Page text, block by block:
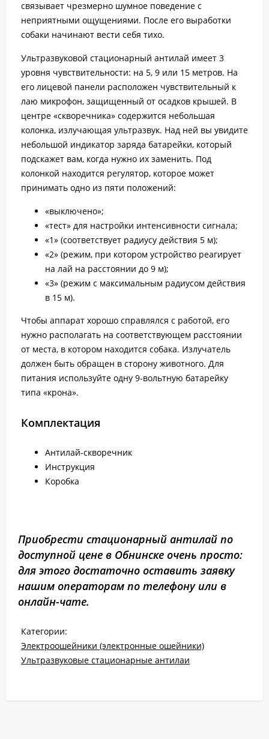
связывает чрезмерно шумное поведение с
неприятными ощущениями. После его выработки
собаки начинают вести себя тихо.
Ультразвуковой стационарный антилай имеет 3
уровня чувствительности: на 5, 9 или 15 метров. На
его лицевой панели расположен чувствительный к
лаю микрофон, защищенный от осадков крышей. В
центре «скворечника» содержится небольшая
колонка, излучающая ультразвук. Над ней вы увидите
небольшой индикатор заряда батарейки, который
подскажет вам, когда нужно их заменить. Под
колонкой находится регулятор, которое может
принимать одно из пяти положений:
«выключено»;
«тест» для настройки интенсивности сигнала;
«1» (соответствует радиусу действия 5 м);
«2» (режим, при котором устройство реагирует
на лай на расстоянии до 9 м);
«3» (режим с максимальным радиусом действия
в 15 м).
Чтобы аппарат хорошо справлялся с работой, его
нужно располагать на соответствующем расстоянии
от места, в котором находится собака. Излучатель
должен быть обращен в сторону животного. Для
питания используйте одну 9-вольтную батарейку
типа «крона».
Комплектация
Антилай-скворечник
Инструкция
Коробка
Приобрести стационарный антилай по
доступной цене в Обнинске очень просто:
для этого достаточно оставить заявку
нашим операторам по телефону или в
онлайн-чате.
Категории:
Электроошейники (электронные ошейники)
Ультразвуковые стационарные антилаи